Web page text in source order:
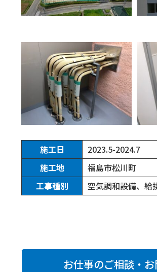
施工日
2023.5-2024.7
施工地
福島市松川町
工事種別
空気調和設備、給
お仕事のご相談・